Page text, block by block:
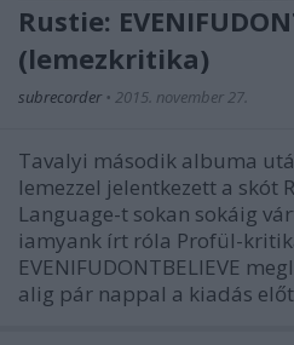
Rustie:
(lemezkritika)
subrecorder • 2015. november 27.
Tavalyi második albuma
lemezzel jelentkezett a skót
Language-t sokan sokáig
iamyank írt róla Profül-
EVENIFUDONTBELIEVE
alig pár nappal a kiadás